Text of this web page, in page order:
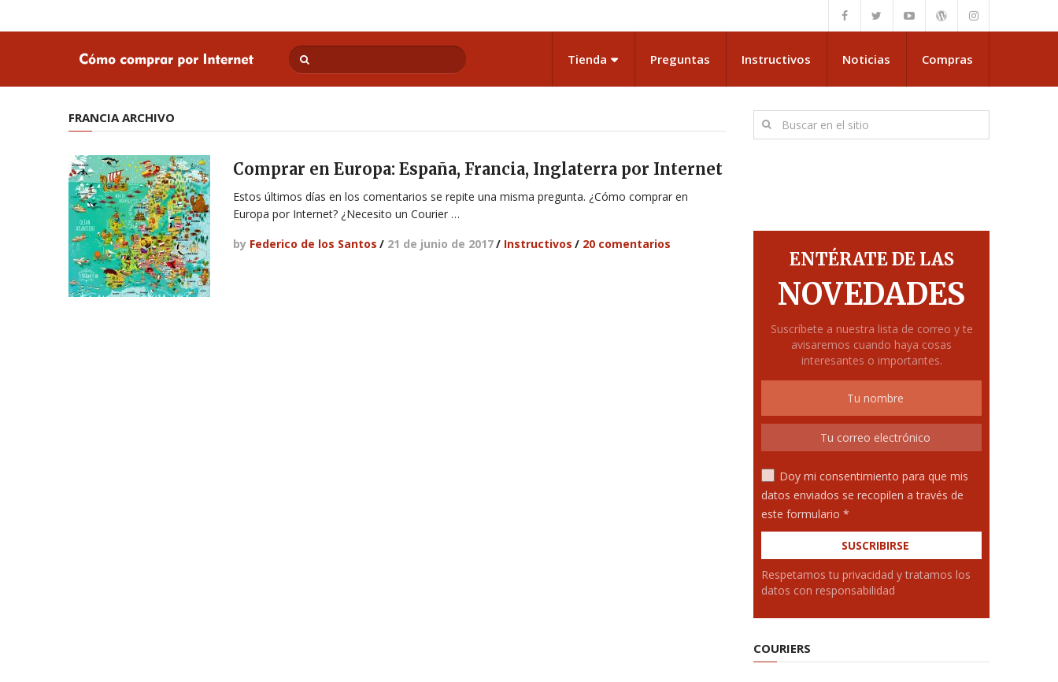
Tienda Preguntas Instructivos Noticias Compras
FRANCIA ARCHIVO
Comprar en Europa: España, Francia, Inglaterra por Internet
Estos últimos días en los comentarios se repite una misma pregunta. ¿Cómo comprar en
Europa por Internet? ¿Necesito un Courier …
by Federico de los Santos / 21 de junio de 2017/ Instructivos / 20 comentarios
ENTÉRATE DE LAS
NOVEDADES
Suscríbete a nuestra lista de correo y te
avisaremos cuando haya cosas
interesantes o importantes.
Doy mi consentimiento para que mis
datos enviados se recopilen a través de
este formulario *
Respetamos tu privacidad y tratamos los
datos con responsabilidad
COURIERS